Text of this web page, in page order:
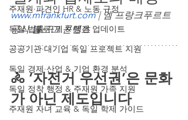
주재원·파견인 HR & 노동 규정
독일 법률·규제 & 행정 업데이트
공공기관·대기업 독일 프로젝트 지원
독일 경제·산업 & 기업 환경 분석
독일 정착 행정 & 주재원 가족 지원
주재원 자녀 교육 & 독일 학제 가이드
www.mfrankfurt.com | 엠 프랑크푸르트
공식 블로그 콘텐츠
🚴 ‘자전거 우선권’은 문화
가 아닌 제도입니다